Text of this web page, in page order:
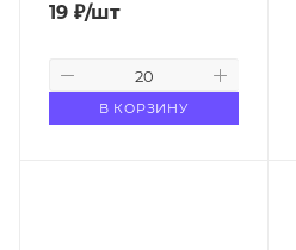
19 ₽/шт
В КОРЗИНУ